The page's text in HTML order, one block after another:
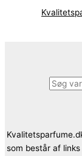
som består af